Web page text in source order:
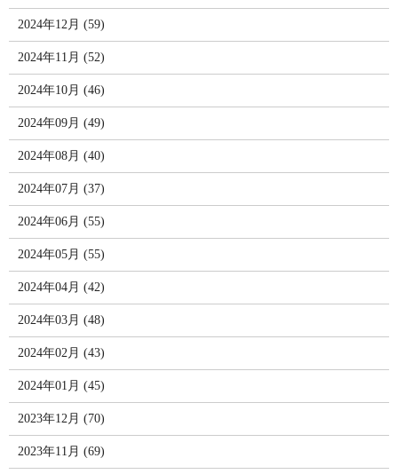
2024年12月 (59)
2024年11月 (52)
2024年10月 (46)
2024年09月 (49)
2024年08月 (40)
2024年07月 (37)
2024年06月 (55)
2024年05月 (55)
2024年04月 (42)
2024年03月 (48)
2024年02月 (43)
2024年01月 (45)
2023年12月 (70)
2023年11月 (69)